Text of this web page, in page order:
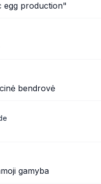
egg production"
bendrovė
gamyba